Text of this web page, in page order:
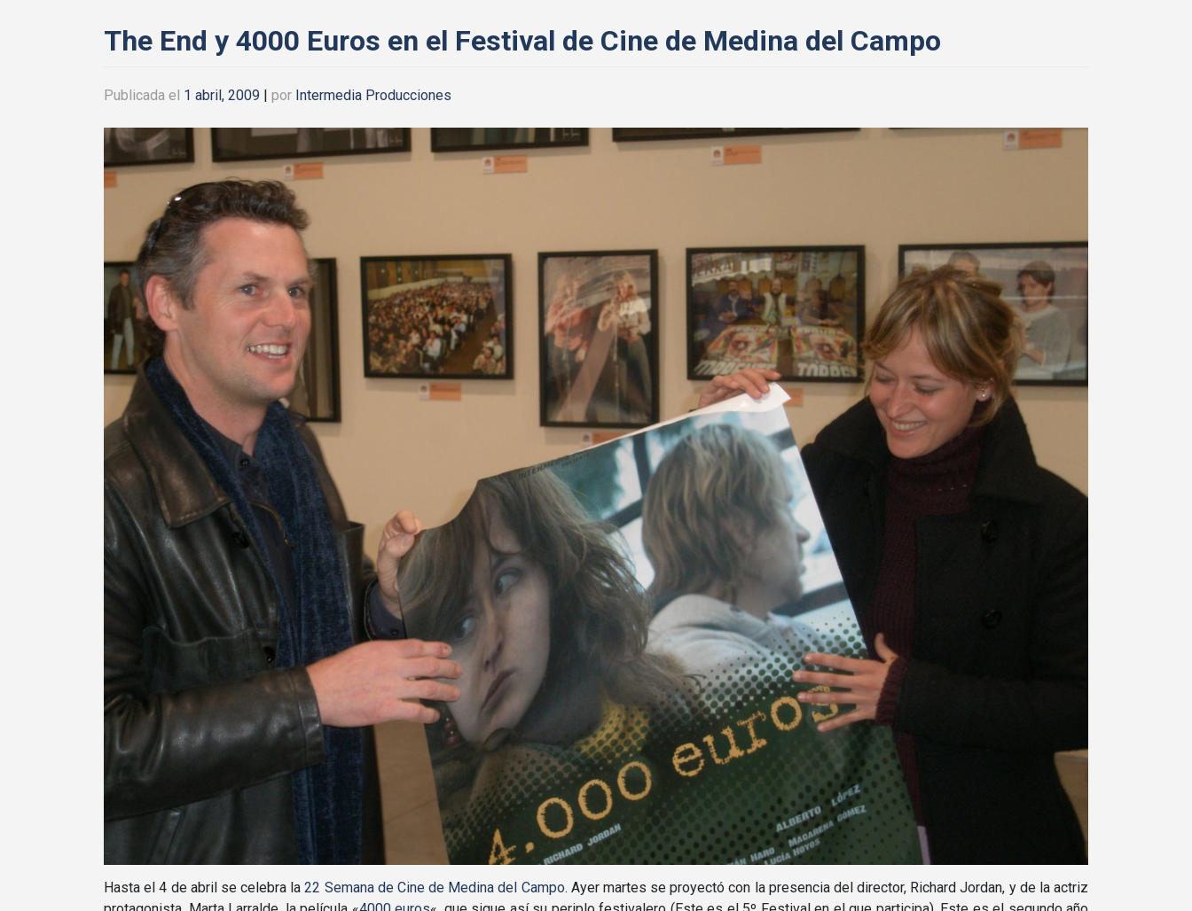
The End y 4000 Euros en el Festival de Cine de Medina del Campo
Publicada el 1 abril, 2009 | por Intermedia Producciones
Hasta el 4 de abril se celebra la22 Semana de Cine de Medina del Campo. Ayer martes se proyectó con la presencia del director, Richard Jordan, y de la actriz